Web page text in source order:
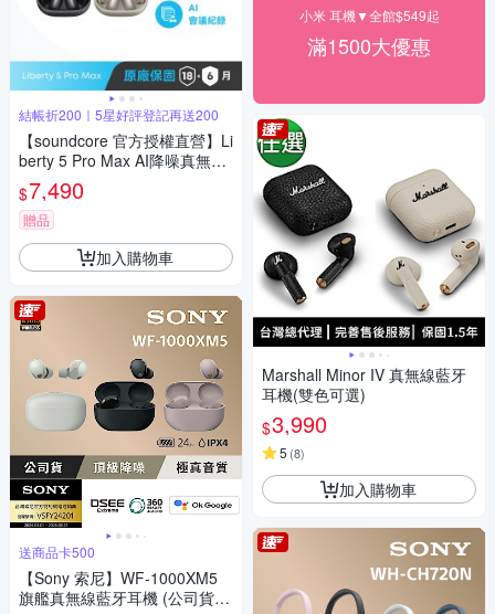
結帳折200｜5星好評登記再送200
【soundcore 官方授權直營】Li
berty 5 Pro Max AI降噪真無線
藍牙耳機
$7,490
贈品
加入購物車
送商品卡500
【Sony 索尼】WF-1000XM5
旗艦真無線藍牙耳機 (公司貨
小米 耳機▼全館$549起
滿1500大優惠
Marshall Minor IV 真無線藍牙
耳機(雙色可選)
$3,990
5 (8)
加入購物車